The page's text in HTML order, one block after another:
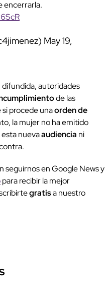
encerrarla.
May 19,
autoridades
de las
procede unaorden de
la mujer no ha emitido
nuevaaudiencia ni
seguirnos en Google News y
para recibir la mejor
gratisa nuestro